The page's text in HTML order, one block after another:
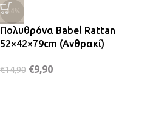
-34%
Πολυθρόνα Babel Rattan
52×42×79cm (Ανθρακί)
€14,90 €9,90